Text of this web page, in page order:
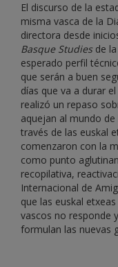
El discurso de la
misma vasca de la
directora desde
Basque Studiesde la
esperado perfil
que serán a buen
días que va a durar
realizó un repaso
aquejan al mundo
través de las euskal
comenzaron con la
como punto
recopilativa,
Internacional de
que las euskal
vascos no responde
formulan las nuevas